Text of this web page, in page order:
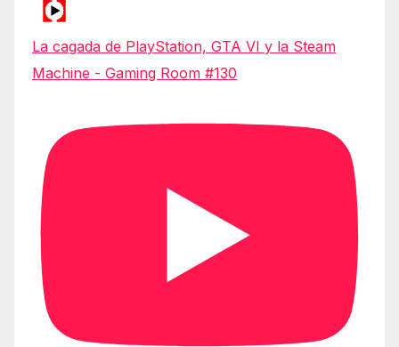
La cagada de PlayStation, GTA VI y la Steam
Machine - Gaming Room #130